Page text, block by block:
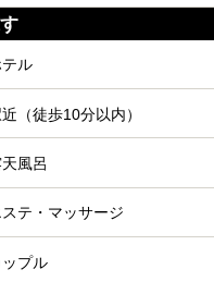
ル
（徒歩10分以内）
風呂
ステ・マッサージ
ップル